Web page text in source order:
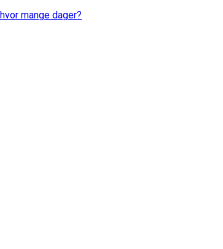
mange dager?